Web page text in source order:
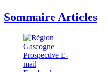
Sommaire Articles